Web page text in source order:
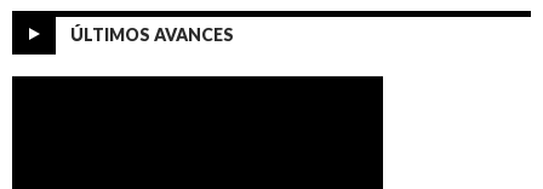
ÚLTIMOS AVANCES